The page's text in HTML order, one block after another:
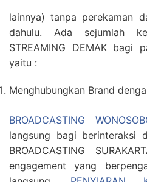
lainnya) tanpa perekaman
dahulu. Ada sejumlah
STREAMING DEMAK bagi
yaitu :
Menghubungkan Brand
BROADCASTING
langsung bagi berinteraksi
BROADCASTING
engagement yang